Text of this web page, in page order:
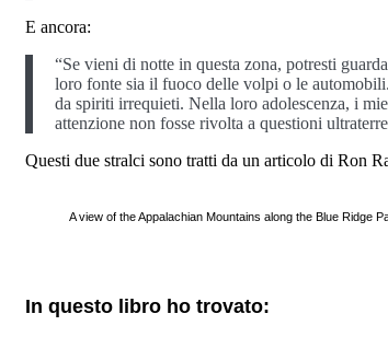
E ancora:
“Se vieni di notte in questa zona, potresti
loro fonte sia il fuoco delle volpi o le
da spiriti irrequieti. Nella loro adolescenza, i
attenzione non fosse rivolta a questioni
Questi due stralci sono tratti da un articolo di Ron
A view of the Appalachian Mountains along the Blue Ridge
In questo libro ho trovato: